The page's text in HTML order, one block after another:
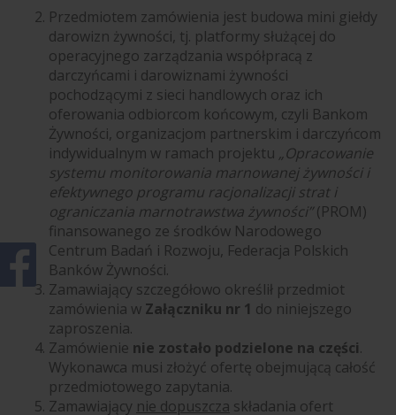
Przedmiotem zamówienia jest budowa mini giełdy
darowizn żywności, tj. platformy służącej do
operacyjnego zarządzania współpracą z
darczyńcami i darowiznami żywności
pochodzącymi z sieci handlowych oraz ich
oferowania odbiorcom końcowym, czyli Bankom
Żywności, organizacjom partnerskim i darczyńcom
indywidualnym w ramach projektu „Opracowanie
systemu monitorowania marnowanej żywności i
efektywnego programu racjonalizacji strat i
ograniczania marnotrawstwa żywności”(PROM)
finansowanego ze środków Narodowego
Centrum Badań i Rozwoju, Federacja Polskich
Banków Żywności.
Zamawiający szczegółowo określił przedmiot
zamówienia w Załączniku nr 1 do niniejszego
zaproszenia.
Zamówienie nie zostało podzielone na części.
Wykonawca musi złożyć ofertę obejmującą całość
przedmiotowego zapytania.
Zamawiający nie dopuszcza składania ofert